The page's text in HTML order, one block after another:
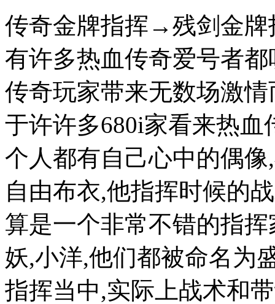
传奇金牌指挥→残剑金
有许多热血传奇爱号者
传奇玩家带来无数场激
于许许多680i家看来热
个人都有自己心中的偶
自由布衣,他指挥时候的
算是一个非常不错的指
妖,小洋,他们都被命名为
指挥当中,实际上战术和